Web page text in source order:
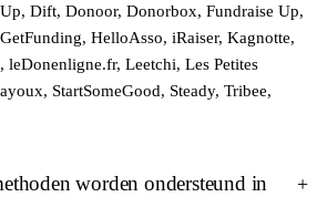
Dift, Donoor, Donorbox, Fundraise Up,
HelloAsso, iRaiser, Kagnotte,
leDonenligne.fr, Leetchi, Les Petites
StartSomeGood, Steady, Tribee,
worden ondersteund in